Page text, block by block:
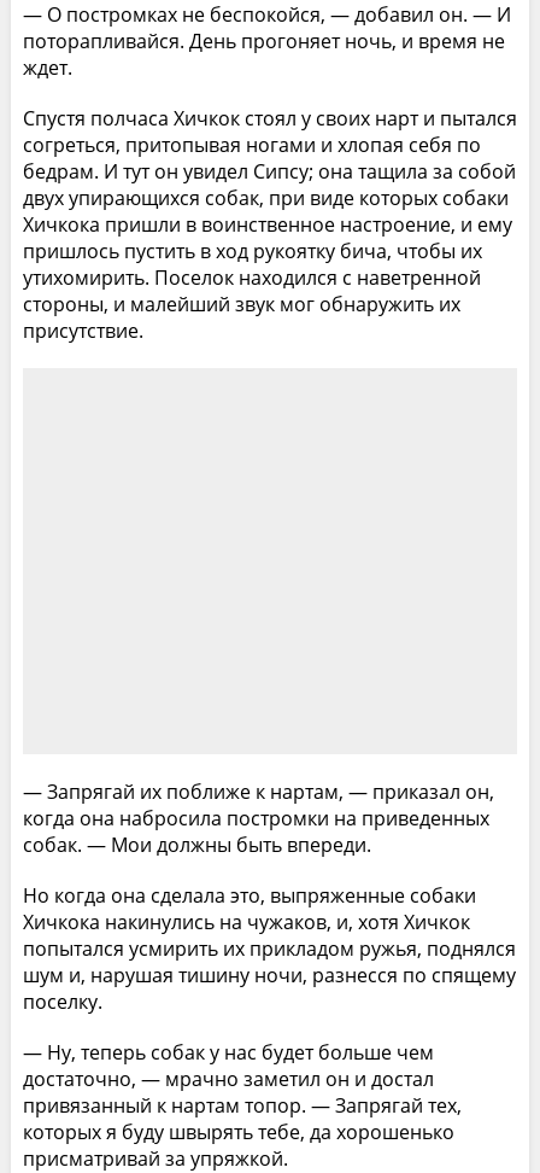
— О постромках не беспокойся, — добавил он. — И
поторапливайся. День прогоняет ночь, и время не
ждет.
Спустя полчаса Хичкок стоял у своих нарт и пытался
согреться, притопывая ногами и хлопая себя по
бедрам. И тут он увидел Сипсу; она тащила за собой
двух упирающихся собак, при виде которых собаки
Хичкока пришли в воинственное настроение, и ему
пришлось пустить в ход рукоятку бича, чтобы их
утихомирить. Поселок находился с наветренной
стороны, и малейший звук мог обнаружить их
присутствие.
— Запрягай их поближе к нартам, — приказал он,
когда она набросила постромки на приведенных
собак. — Мои должны быть впереди.
Но когда она сделала это, выпряженные собаки
Хичкока накинулись на чужаков, и, хотя Хичкок
попытался усмирить их прикладом ружья, поднялся
шум и, нарушая тишину ночи, разнесся по спящему
поселку.
— Ну, теперь собак у нас будет больше чем
достаточно, — мрачно заметил он и достал
привязанный к нартам топор. — Запрягай тех,
которых я буду швырять тебе, да хорошенько
присматривай за упряжкой.